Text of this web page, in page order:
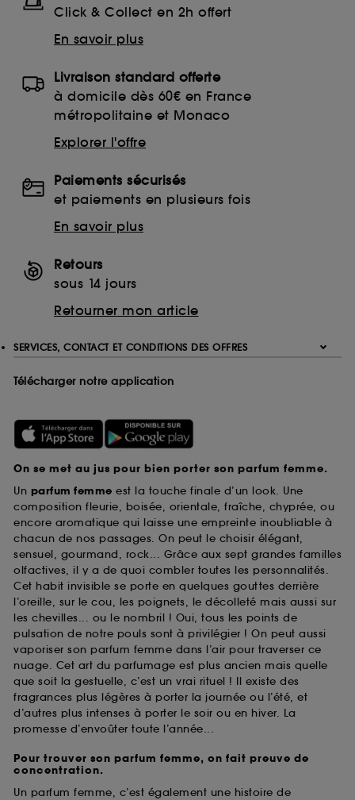
Click & Collect en 2h offert
En savoir plus
Livraison standard offerte
à domicile dès 60€ en France
métropolitaine et Monaco
Explorer l'offre
Paiements sécurisés
et paiements en plusieurs fois
En savoir plus
Retours
sous 14 jours
Retourner mon article
SERVICES, CONTACT ET CONDITIONS DES OFFRES
Télécharger notre application
On se met au jus pour bien porter son parfum femme.
Un parfum femme est la touche finale d’un look. Une
composition fleurie, boisée, orientale, fraîche, chyprée, ou
encore aromatique qui laisse une empreinte inoubliable à
chacun de nos passages. On peut le choisir élégant,
sensuel, gourmand, rock... Grâce aux sept grandes familles
olfactives, il y a de quoi combler toutes les personnalités.
Cet habit invisible se porte en quelques gouttes derrière
l’oreille, sur le cou, les poignets, le décolleté mais aussi sur
les chevilles... ou le nombril ! Oui, tous les points de
pulsation de notre pouls sont à privilégier ! On peut aussi
vaporiser son parfum femme dans l’air pour traverser ce
nuage. Cet art du parfumage est plus ancien mais quelle
que soit la gestuelle, c’est un vrai rituel ! Il existe des
fragrances plus légères à porter la journée ou l’été, et
d’autres plus intenses à porter le soir ou en hiver. La
promesse d’envoûter toute l’année...
Pour trouver son parfum femme, on fait preuve de
concentration.
Un parfum femme, c’est également une histoire de